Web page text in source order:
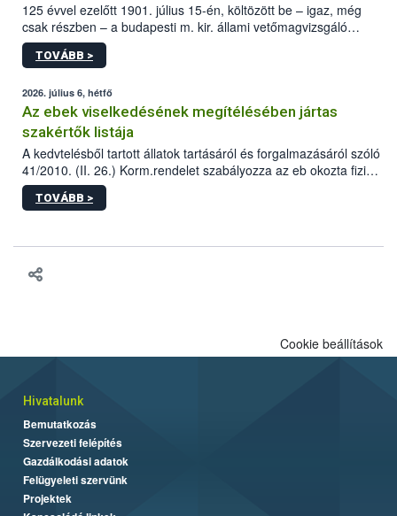
125 évvel ezelőtt 1901. július 15-én, költözött be – igaz, még
csak részben – a budapesti m. kir. állami vetőmagvizsgáló
állomás a Kis Rókus utca 15. szám alatti, Czigler Győző által
tervezett új épületébe.
TOVÁBB >
2026. július 6, hétfő
Az ebek viselkedésének megítélésében jártas
szakértők listája
A kedvtelésből tartott állatok tartásáról és forgalmazásáról szóló
41/2010. (II. 26.) Korm.rendelet szabályozza az eb okozta fizikai
sérülés, illetve ennek veszélye keletkezésekor felmerülő
hatósági feladatokat, valamint a veszélyes eb tartását és annak
TOVÁBB >
Cookie beállítások
Hivatalunk
Bemutatkozás
Szervezeti felépítés
Gazdálkodási adatok
Felügyeleti szervünk
Projektek